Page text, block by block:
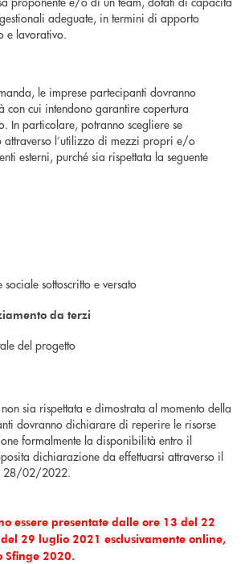
adeguate, in termini di apporto
e lavorativo.
le imprese partecipanti dovranno
con cui intendono garantire copertura
In particolare, potranno scegliere se
attraverso l’utilizzo di mezzi propri e/o
esterni, purché sia rispettata la seguente
sociale sottoscritto e versato
da terzi
del progetto
sia rispettata e dimostrata al momento della
dovranno dichiarare di reperire le risorse
formalmente la disponibilità entro il
dichiarazione da effettuarsi attraverso il
28/02/2022.
essere presentate dalle ore 13 del 22
29 luglio 2021 esclusivamente online,
Sfinge 2020.